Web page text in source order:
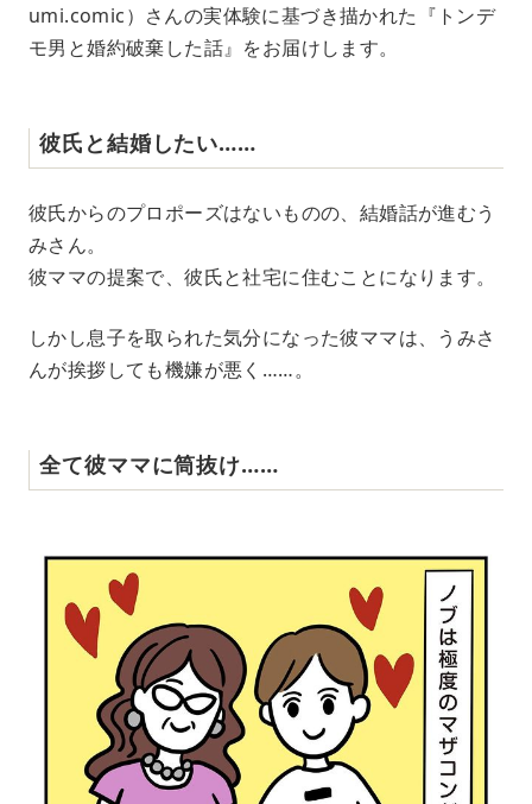
umi.comic）さんの実体験に基づき描かれた『トンデ
モ男と婚約破棄した話』をお届けします。
彼氏と結婚したい……
彼氏からのプロポーズはないものの、結婚話が進むう
みさん。
彼ママの提案で、彼氏と社宅に住むことになります。
しかし息子を取られた気分になった彼ママは、うみさ
んが挨拶しても機嫌が悪く……。
全て彼ママに筒抜け……